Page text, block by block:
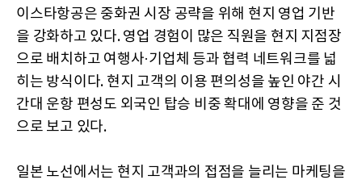
이스타항공은 중화권 시장 공략을 위해 현지 영업 기반
을 강화하고 있다. 영업 경험이 많은 직원을 현지 지점장
으로 배치하고 여행사·기업체 등과 협력 네트워크를 넓
히는 방식이다. 현지 고객의 이용 편의성을 높인 야간 시
간대 운항 편성도 외국인 탑승 비중 확대에 영향을 준 것
으로 보고 있다.
일본 노선에서는 현지 고객과의 접점을 늘리는 마케팅을